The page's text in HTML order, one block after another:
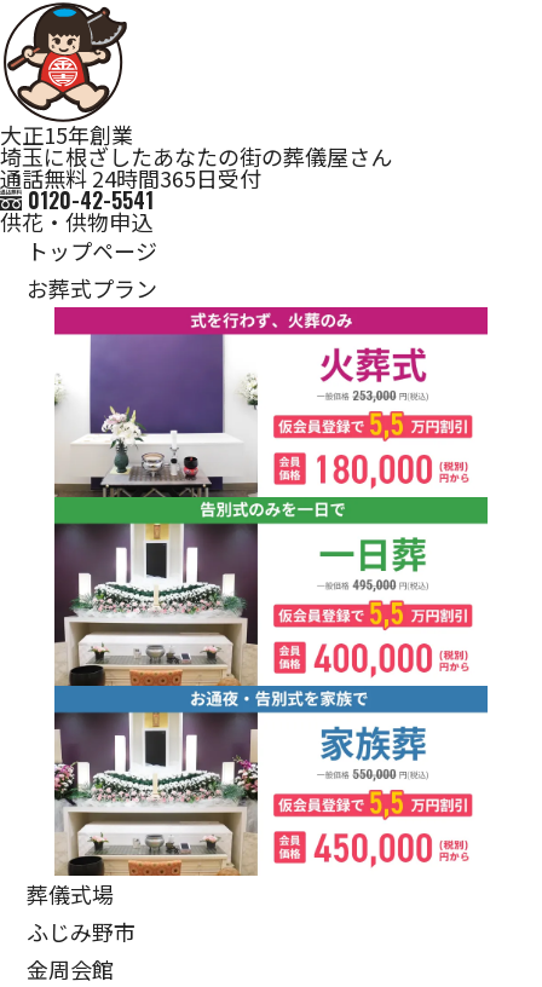
大正15年創業
埼玉に根ざしたあなたの街の葬儀屋さん
通話無料 24時間365日受付
0120-42-5541
供花・供物申込
トップページ
お葬式プラン
葬儀式場
ふじみ野市
金周会館